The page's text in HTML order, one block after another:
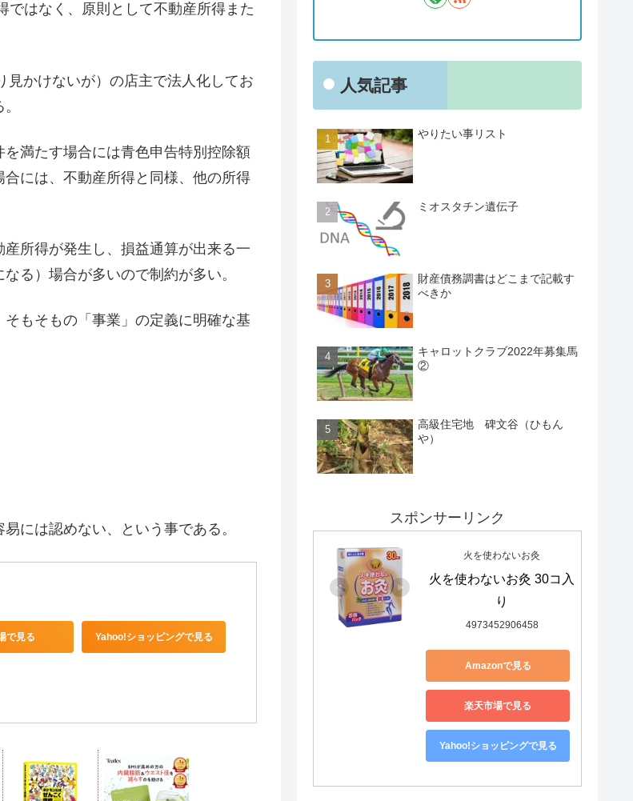
ではなく、原則として不動産所得また
かけないが）の店主で法人化してお
満たす場合には青色申告特別控除額
には、不動産所得と同様、他の所得
所得が発生し、損益通算が出来る一
る）場合が多いので制約が多い。
もそもの「事業」の定義に明確な基
には認めない、という事である。
で見る Yahoo!ショッピングで見る
人気記事
やりたい事リスト
ミオスタチン遺伝子
財産債務調書はどこまで記載す
べきか
キャロットクラブ2022年募集馬
②
高級住宅地 碑文谷（ひもん
や）
スポンサーリンク
火を使わないお灸
火を使わないお灸 30コ入
り
4973452906458
Amazonで見る
楽天市場で見る
Yahoo!ショッピングで見る